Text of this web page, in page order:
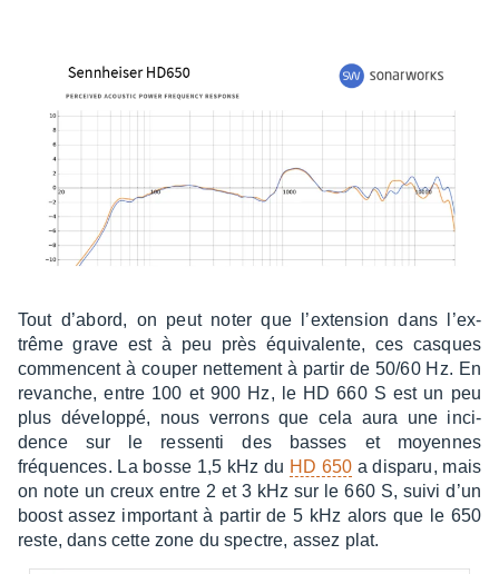
Tout d’abord, on peut noter que l’ex­ten­sion dans l’ex­
trême grave est à peu près équi­va­lente, ces casques
commencent à couper nette­ment à partir de 50/60 Hz. En
revanche, entre 100 et 900 Hz, le HD 660 S est un peu
plus déve­loppé, nous verrons que cela aura une inci­
dence sur le ressenti des basses et moyennes
fréquences. La bosse 1,5 kHz du HD 650 a disparu, mais
on note un creux entre 2 et 3 kHz sur le 660 S, suivi d’un
boost assez impor­tant à partir de 5 kHz alors que le 650
reste, dans cette zone du spectre, assez plat.